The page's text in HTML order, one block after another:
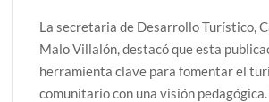
La secretaria de Desarrollo Turístico,
Malo Villalón, destacó que esta
herramienta clave para fomentar el
comunitario con una visión pedagógica.